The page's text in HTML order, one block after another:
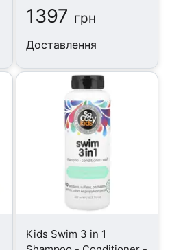
1397 грн
Доставлення
Kids Swim 3 in 1